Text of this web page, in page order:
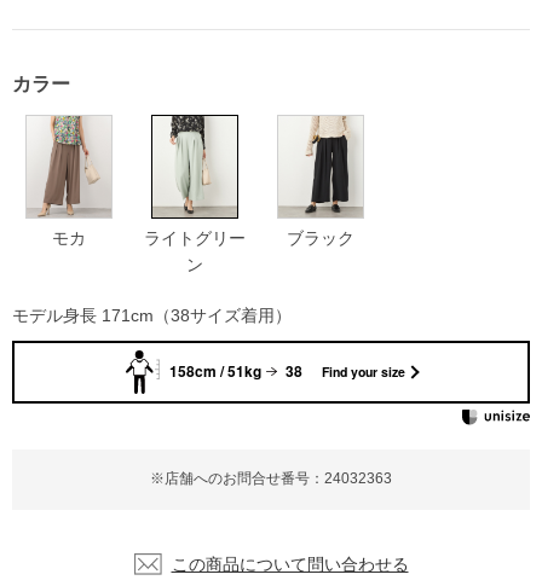
※店舗へのお問合せ番号：24032363
カラー
モカ
ライトグリー
ン
ブラック
この商品について問い合わせる
モデル身長 171cm（38サイズ着用）
158cm / 51kg 38 Find your size